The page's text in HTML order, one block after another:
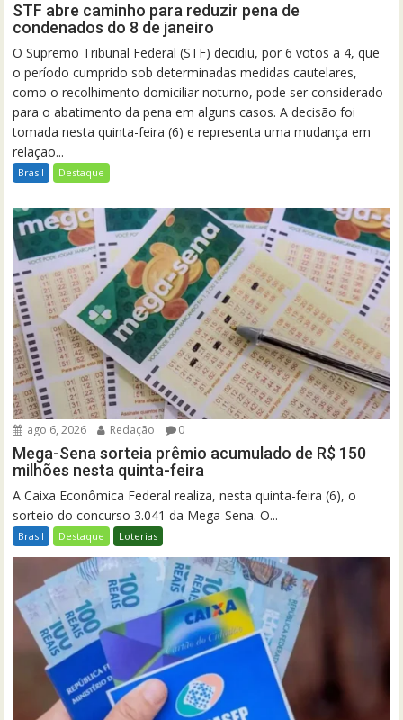
STF abre caminho para reduzir pena de
condenados do 8 de janeiro
O Supremo Tribunal Federal (STF) decidiu, por 6 votos a 4, que
o período cumprido sob determinadas medidas cautelares,
como o recolhimento domiciliar noturno, pode ser considerado
para o abatimento da pena em alguns casos. A decisão foi
tomada nesta quinta-feira (6) e representa uma mudança em
relação...
Brasil Destaque
ago 6, 2026 Redação 0
Mega-Sena sorteia prêmio acumulado de R$ 150
milhões nesta quinta-feira
A Caixa Econômica Federal realiza, nesta quinta-feira (6), o
sorteio do concurso 3.041 da Mega-Sena. O...
Brasil Destaque Loterias